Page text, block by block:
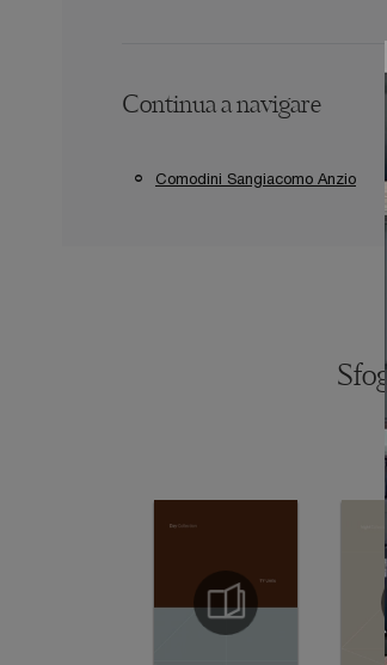
Continua a navigare
Comodini Sangiacomo Anzio